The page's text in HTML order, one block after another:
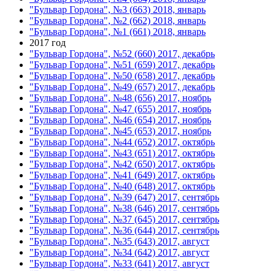
"Бульвар Гордона", №3 (663) 2018, январь
"Бульвар Гордона", №2 (662) 2018, январь
"Бульвар Гордона", №1 (661) 2018, январь
2017 год
"Бульвар Гордона", №52 (660) 2017, декабрь
"Бульвар Гордона", №51 (659) 2017, декабрь
"Бульвар Гордона", №50 (658) 2017, декабрь
"Бульвар Гордона", №49 (657) 2017, декабрь
"Бульвар Гордона", №48 (656) 2017, ноябрь
"Бульвар Гордона", №47 (655) 2017, ноябрь
"Бульвар Гордона", №46 (654) 2017, ноябрь
"Бульвар Гордона", №45 (653) 2017, ноябрь
"Бульвар Гордона", №44 (652) 2017, октябрь
"Бульвар Гордона", №43 (651) 2017, октябрь
"Бульвар Гордона", №42 (650) 2017, октябрь
"Бульвар Гордона", №41 (649) 2017, октябрь
"Бульвар Гордона", №40 (648) 2017, октябрь
"Бульвар Гордона", №39 (647) 2017, сентябрь
"Бульвар Гордона", №38 (646) 2017, сентябрь
"Бульвар Гордона", №37 (645) 2017, сентябрь
"Бульвар Гордона", №36 (644) 2017, сентябрь
"Бульвар Гордона", №35 (643) 2017, август
"Бульвар Гордона", №34 (642) 2017, август
"Бульвар Гордона", №33 (641) 2017, август